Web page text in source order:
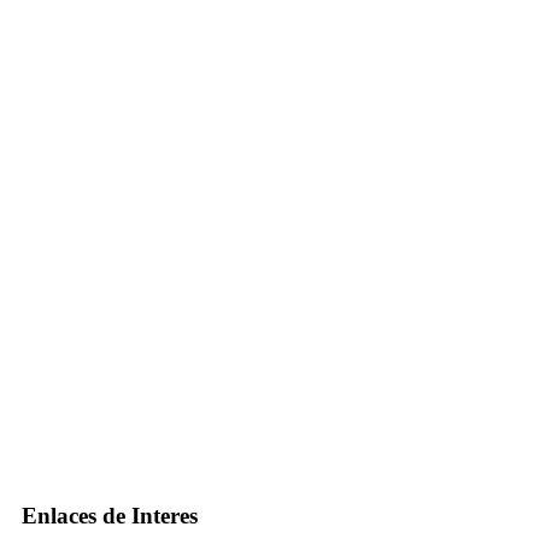
Enlaces de Interes